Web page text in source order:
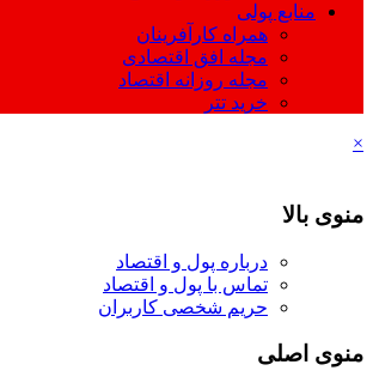
منابع پولی
همراه کارآفرینان
مجله افق اقتصادی
مجله روزانه اقتصاد
خرید تتر
×
منوی بالا
درباره پول و اقتصاد
تماس با پول و اقتصاد
حریم شخصی کاربران
منوی اصلی